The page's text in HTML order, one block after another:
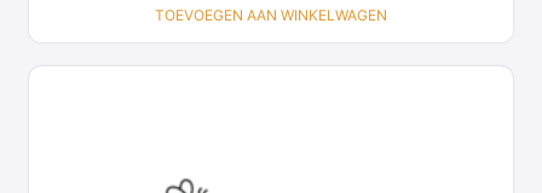
TOEVOEGEN AAN WINKELWAGEN